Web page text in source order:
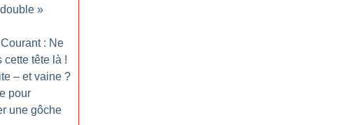
double »
: Ne
cette tête là !
– et vaine ?
pour
une gôche